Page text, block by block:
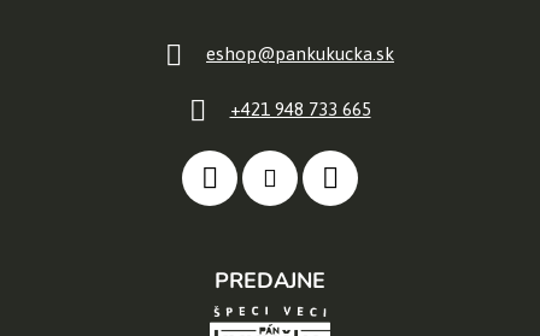
eshop@pankukucka.sk
+421 948 733 665
PREDAJNE